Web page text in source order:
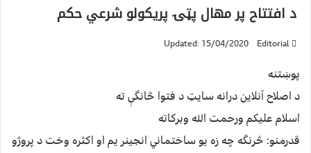
د افتتاح پر مهال پټۍ پريكولو شرعي حكم
Editorial
Updated: 15/04/2020
پوښتنه
د اصلاح آنلاين درانه سايټ د فتوا څانگې ته
اسلام عليکم ورحمت الله وبرکاته
قدرمنو: څرنگه چه زه يو ساختماني انجينر يم او اکثره وخت د پروژو